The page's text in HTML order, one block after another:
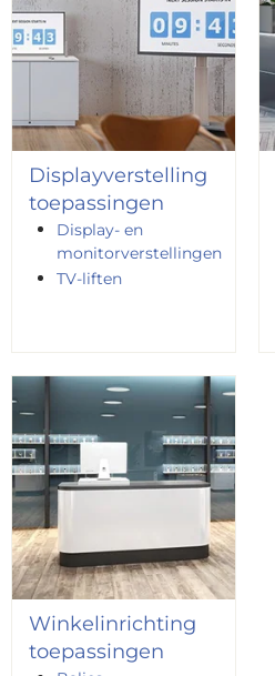
Displayverstelling
toepassingen
Display- en
monitorverstellingen
TV-liften
Winkelinrichting
toepassingen